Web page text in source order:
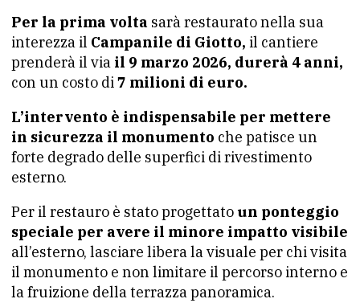
Per la prima volta sarà restaurato nella sua
interezza il Campanile di Giotto, il cantiere
prenderà il via il 9 marzo 2026, durerà 4 anni,
con un costo di7 milioni di euro.
L’intervento è indispensabile per mettere
in sicurezza il monumento che patisce un
forte degrado delle superfici di rivestimento
esterno.
Per il restauro è stato progettato un ponteggio
speciale per avere il minore impatto visibile
all’esterno, lasciare libera la visuale per chi visita
il monumento e non limitare il percorso interno e
la fruizione della terrazza panoramica.